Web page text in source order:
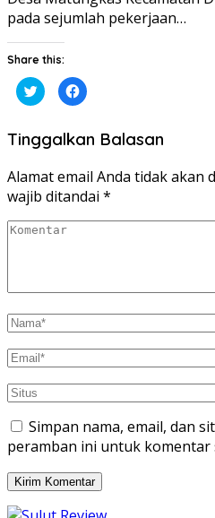
pada sejumlah pekerjaan…
Share this:
Klik
untuk
berbagi
Twitter(Membuka
di
jendela
baru)
Klik
untuk
Facebook(Membuka
di
baru)
Tinggalkan Balasan
Alamat email Anda tidak akan
wajib ditandai *
Simpan nama, email, dan
peramban ini untuk komentar